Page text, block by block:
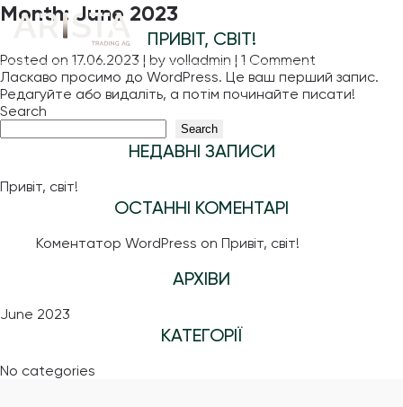
Month: June 2023
ПРИВІТ, СВІТ!
Posted on 17.06.2023 | by volladmin | 1 Comment
Привіт,
світ!
Ласкаво просимо до WordPress. Це ваш перший запис.
Редагуйте або видаліть, а потім починайте писати!
Search
Search
НЕДАВНІ ЗАПИСИ
Привіт, світ!
ОСТАННІ КОМЕНТАРІ
Коментатор WordPress on Привіт, світ!
АРХІВИ
June 2023
КАТЕГОРІЇ
No categories